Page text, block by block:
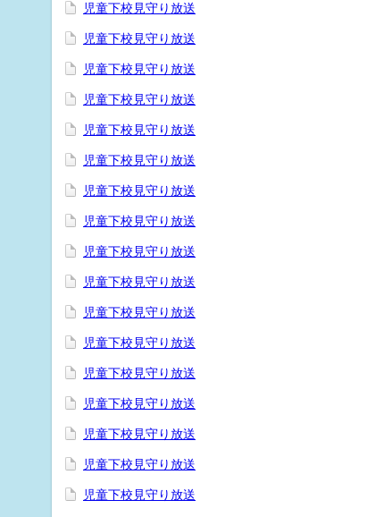
児童下校見守り放送
児童下校見守り放送
児童下校見守り放送
児童下校見守り放送
児童下校見守り放送
児童下校見守り放送
児童下校見守り放送
児童下校見守り放送
児童下校見守り放送
児童下校見守り放送
児童下校見守り放送
児童下校見守り放送
児童下校見守り放送
児童下校見守り放送
児童下校見守り放送
児童下校見守り放送
児童下校見守り放送